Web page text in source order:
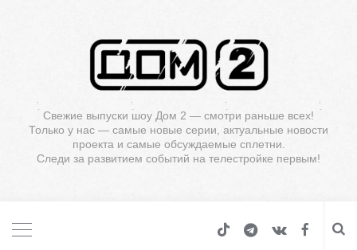
Свежие выпуски шоу Дом 2 — смотри раньше всех!
Только у нас — самые новые серии, актуальные новости
проекта и самые обсуждаемые сплетни.
Следи за развитием событий на телестройке первым!